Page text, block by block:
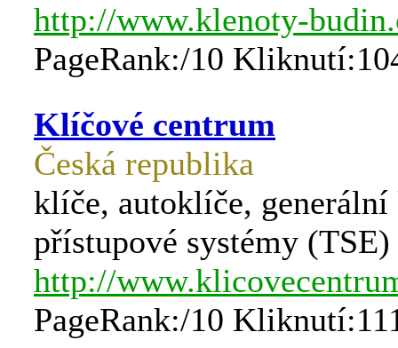
http://www.klenoty-
PageRank:/10
Klíčové centrum
Česká republika
klíče, autoklíče,
přístupové systémy (TSE)
http://
PageRank:/10